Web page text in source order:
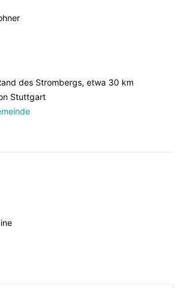
des Strombergs, etwa 30 km
Stuttgart